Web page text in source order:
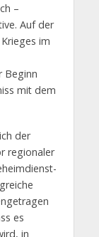
–
Auf der
im
Beginn
mit dem
der
regionaler
es
in